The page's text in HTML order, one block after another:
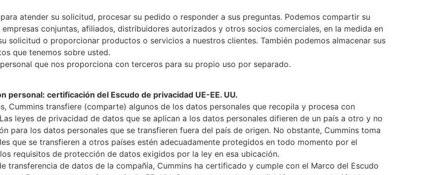
atender su solicitud, procesar su pedido o responder a sus preguntas. Podemos compartir su
conjuntas, afiliados, distribuidores autorizados y otros socios comerciales, en la medida en
solicitud o proporcionar productos o servicios a nuestros clientes. También podemos almacenar sus
que tenemos sobre usted.
que nos proporciona con terceros para su propio uso por separado.
certificación del Escudo de privacidad UE-EE. UU.
Cummins transfiere (comparte) algunos de los datos personales que recopila y procesa con
leyes de privacidad de datos que se aplican a los datos personales difieren de un país a otro y no
para los datos personales que se transfieren fuera del país de origen. No obstante, Cummins toma
que se transfieren a otros países estén adecuadamente protegidos en todo momento por el
requisitos de protección de datos exigidos por la ley en esa ubicación.
transferencia de datos de la compañía, Cummins ha certificado y cumple con el Marco del Escudo